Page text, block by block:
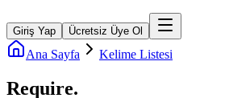
Giriş Yap Ücretsiz Üye Ol
Ana Sayfa Kelime Listesi
Require.